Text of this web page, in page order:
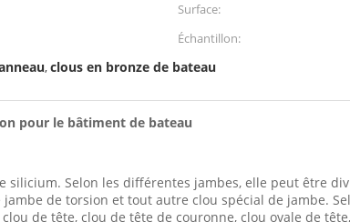
Surface:
Échantillon:
,clous en bronze de bateau
pour le bâtiment de bateau
Selon les différentes jambes, elle peut être
de torsion et tout autre clou spécial de jambe.
de tête, clou de tête de couronne, clou ovale de